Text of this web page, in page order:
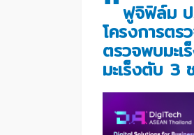
ฟูจิฟิล์ม ป
โครงการตร
ตรวจพบมะ
มะเร็งตับ 3